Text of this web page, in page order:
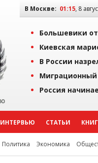
В Москве: 01:16, 8
Большевики
Киевская
В России
Россия
ИНТЕРВЬЮ СТАТЬИ
Политика Экономика